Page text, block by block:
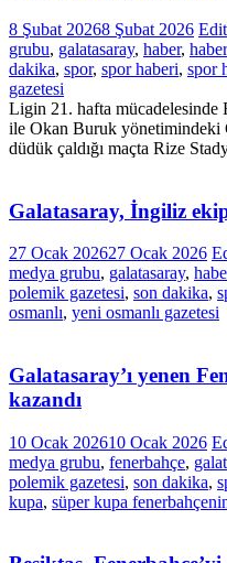
8 Şubat 20268 Şubat 2026
grubu, galatasaray, haber,
dakika, spor, spor haberi, spor
gazetesi
Ligin 21. hafta mücadelesinde
ile Okan Buruk yönetimindeki
düdük çaldığı maçta Rize
Galatasaray, İngiliz
27 Ocak 202627 Ocak 2026
medya grubu, galatasaray,
polemik gazetesi, son dakika,
osmanlı, yeni osmanlı gazetesi
Galatasaray’ı yenen
kazandı
10 Ocak 202610 Ocak 2026
medya grubu, fenerbahçe,
polemik gazetesi, son dakika,
kupa, süper kupa